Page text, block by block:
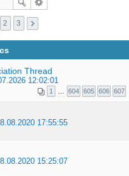
2 3
Thread
12:02:01
1 604 605 606 607
17:55:55
15:25:07